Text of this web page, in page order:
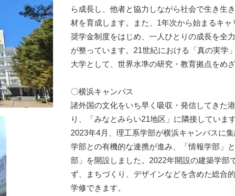
ら成⻑し、他者と協⼒しながら社会で⽣き⽣
材を育成します。また、1年次から始まるキャ
奨学金制度をはじめ、一人ひとりの成長を全
が整っています。21世紀における「真の実学
大学として、世界水準の研究・教育拠点をめざ
〇横浜キャンパス
諸外国の文化をいち早く吸収・発信してきた
り、「みなとみらい21地区」に隣接しています
2023年4⽉、理⼯系学部が横浜キャンパスに
学部との有機的な連携が進み、「情報学部」
部」を開設しました。2022年開設の建築学部
ず、まちづくり、デザインなどを含めた総合
学修できます。